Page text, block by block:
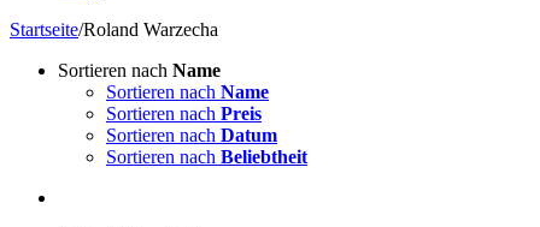
Startseite/Roland Warzecha
Sortieren nach Name
Sortieren nach Name
Sortieren nach Preis
Sortieren nach Datum
Sortieren nach Beliebtheit